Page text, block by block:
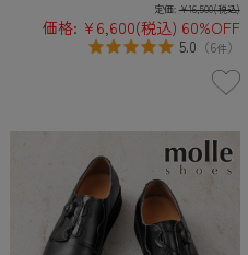
定価: ¥16,500(税込)
価格: ¥6,600(税込) 60%OFF
5.0 （6件）